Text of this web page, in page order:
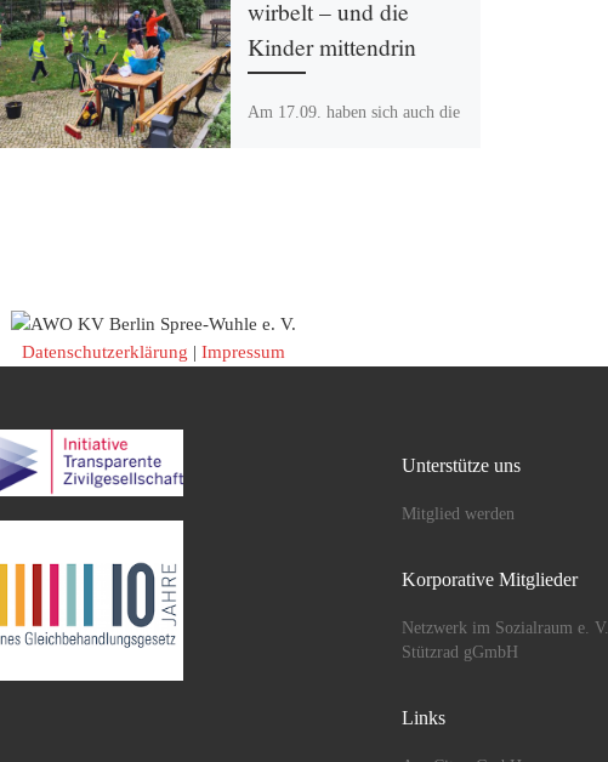
wirbelt – und die
Kinder mittendrin
Am 17.09. haben sich auch die
Datenschutzerklärung | Impressum
Unterstütze uns
Mitglied werden
Korporative Mitglieder
Netzwerk im Sozialraum e. V.
Stützrad gGmbH
Links